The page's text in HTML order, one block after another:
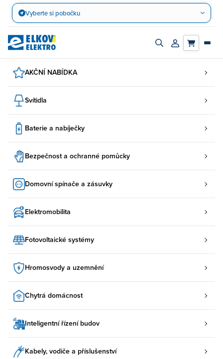
Přejít
obsah
Vyberte si pobočku
Zapnout/vypnout
Přihlásit/
AKČNÍ NABÍDKA
Svítidla
Baterie a nabíječky
Bezpečnost a ochranné pomůcky
Domovní spínače a zásuvky
Elektromobilita
Fotovoltaické systémy
Hromosvody a uzemnění
Chytrá domácnost
Inteligentní řízení budov
Kabely, vodiče a příslušenství